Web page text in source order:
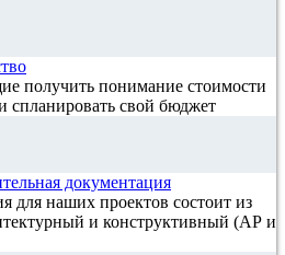
получить понимание стоимости
спланировать свой бюджет
документация
для наших проектов состоит из
и конструктивный (АР и